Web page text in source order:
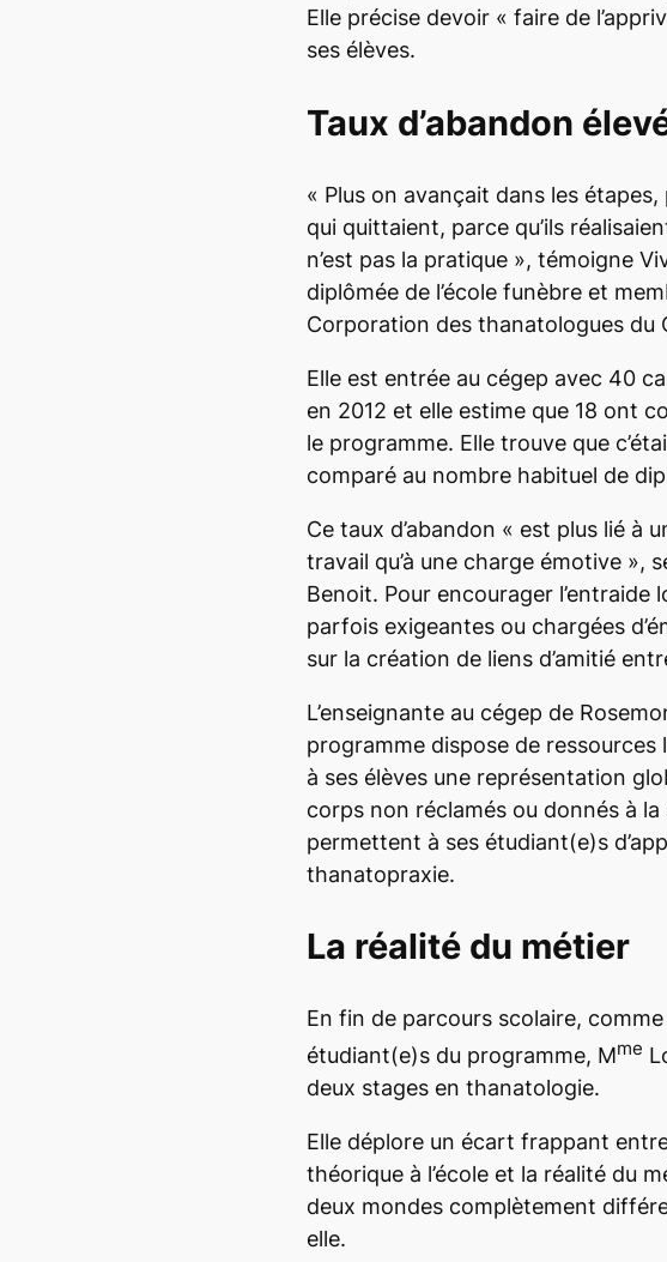
Elle précise devoir « faire de
ses élèves.
Taux d’abandon
« Plus on avançait dans les étapes,
qui quittaient, parce qu’ils
n’est pas la pratique », témoigne
diplômée de l’école funèbre et
Corporation des thanatologues du
Elle est entrée au cégep avec 40
en 2012 et elle estime que 18 ont
le programme. Elle trouve que
comparé au nombre habituel de
Ce taux d’abandon « est plus lié à
travail qu’à une charge émotive »,
Benoit. Pour encourager l’entraide
parfois exigeantes ou chargées
sur la création de liens d’amitié
L’enseignante au cégep de
programme dispose de
à ses élèves une représentation
corps non réclamés ou donnés à la
permettent à ses étudiant(e)s
thanatopraxie.
La réalité du métier
En fin de parcours scolaire,
étudiant(e)s du programme, Mme
deux stages en thanatologie.
Elle déplore un écart frappant
théorique à l’école et la réalité du
deux mondes complètement
elle.